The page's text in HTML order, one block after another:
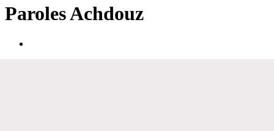
ParolesAchdouz